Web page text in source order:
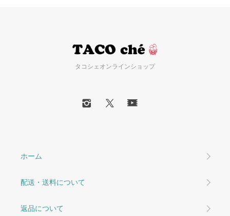
タコシェオンラインショップ
ホーム
配送・送料について
返品について